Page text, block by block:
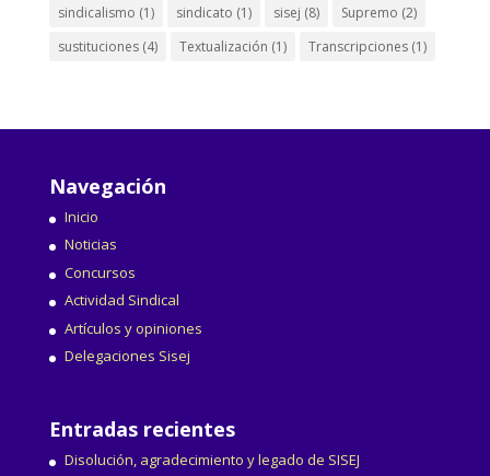
sindicalismo (1) sindicato (1) sisej (8) Supremo (2)
sustituciones(4) Textualización (1) Transcripciones(1)
Navegación
Inicio
Noticias
Concursos
Actividad Sindical
Artículos y opiniones
Delegaciones Sisej
Entradas recientes
Disolución, agradecimiento y legado de SISEJ